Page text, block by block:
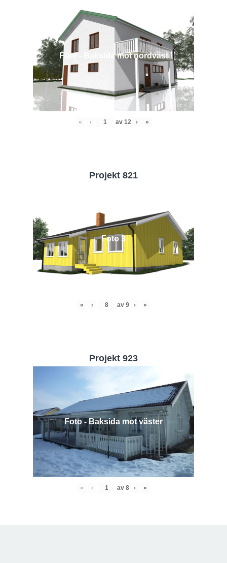
Före - Baksida mot nordväst
« ‹ av 12 › »
Projekt 821
Foto 3
« ‹ av 9 › »
Projekt 923
Foto - Baksida mot väster
« ‹ av 8 › »